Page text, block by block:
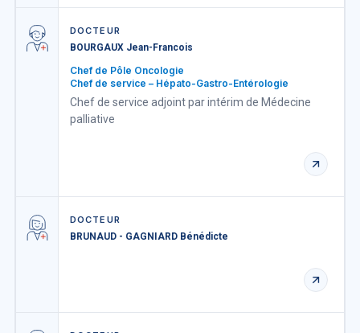
DOCTEUR
BOURGAUX Jean-Francois
Chef de Pôle Oncologie
Chef de service – Hépato-Gastro-Entérologie
Chef de service adjoint par intérim de Médecine
palliative
DOCTEUR
BRUNAUD - GAGNIARD Bénédicte